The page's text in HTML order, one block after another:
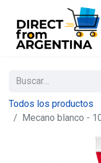
Todos los productos
Mecano blanco -